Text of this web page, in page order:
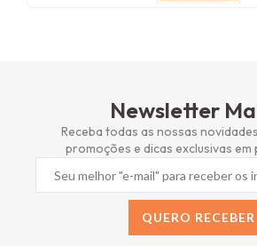
Newsletter
Receba todas as nossas
promoções e dicas exclusivas em
QUERO RECEBER